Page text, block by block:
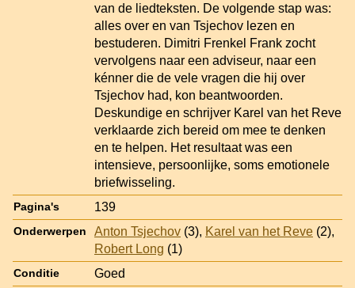
van de liedteksten. De volgende stap was:
alles over en van Tsjechov lezen en
bestuderen. Dimitri Frenkel Frank zocht
vervolgens naar een adviseur, naar een
kénner die de vele vragen die hij over
Tsjechov had, kon beantwoorden.
Deskundige en schrijver Karel van het Reve
verklaarde zich bereid om mee te denken
en te helpen. Het resultaat was een
intensieve, persoonlijke, soms emotionele
briefwisseling.
Pagina's 139
Onderwerpen Anton Tsjechov (3), Karel van het Reve (2),
Robert Long (1)
Conditie Goed